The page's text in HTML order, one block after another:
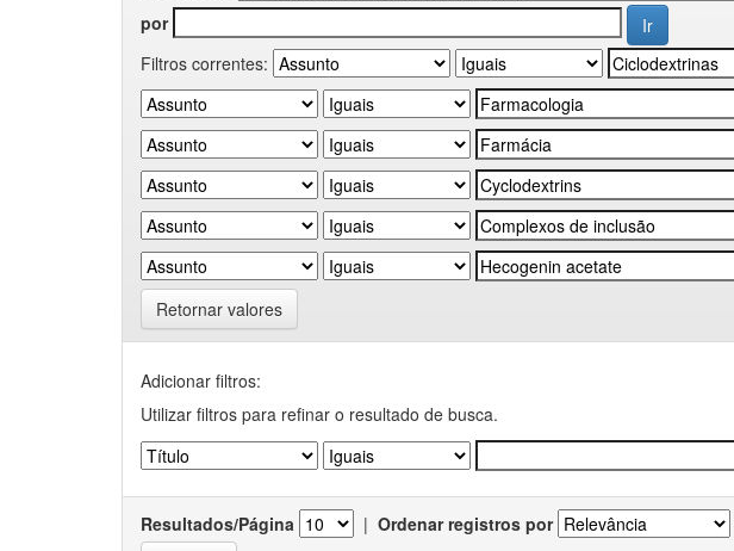
por
Filtros correntes:
Retornar valores
Adicionar filtros:
Utilizar filtros para refinar o resultado de busca.
Resultados/Página | Ordenar registros por